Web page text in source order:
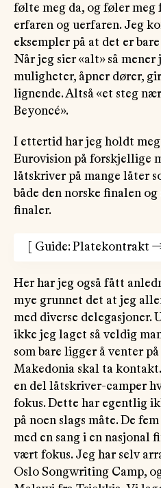
følte meg da, og føler meg
erfaren og uerfaren. Jeg
eksempler på at det er
Når jeg sier «alt» så mener
muligheter, åpner dører,
lignende. Altså «et steg
Beyoncé».
I ettertid har jeg holdt
Eurovision på forskjellige
låtskriver på mange låter
både den norske finalen
finaler.
Guide: Platekontrakt
Her har jeg også fått
mye grunnet det at jeg
med diverse delegasjoner.
ikke jeg laget så veldig
som bare ligger å venter
Makedonia skal ta
en del låtskriver-camper
fokus. Dette har egentlig
på noen slags måte. De
med en sang i en nasjonal
vært fokus. Jeg har selv
Oslo Songwriting Camp,